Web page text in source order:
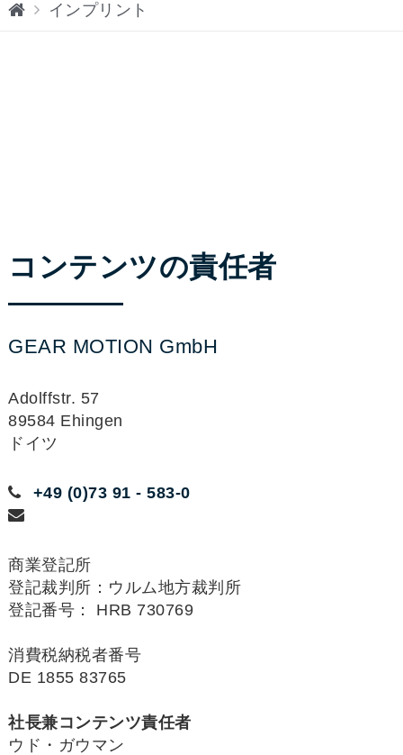
ス
インプリント
コンテンツの責任者
GEAR MOTION GmbH
Adolffstr. 57
89584 Ehingen
ドイツ
+49 (0)73 91 - 583-0
商業登記所
登記裁判所：ウルム地方裁判所
登記番号： HRB 730769
消費税納税者番号
DE 1855 83765
社長兼コンテンツ責任者
ウド・ガウマン